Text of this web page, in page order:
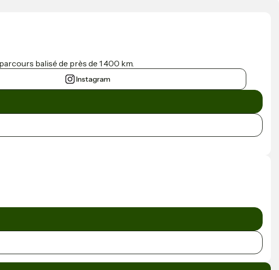
balisé de près de 1 400 km.
Instagram